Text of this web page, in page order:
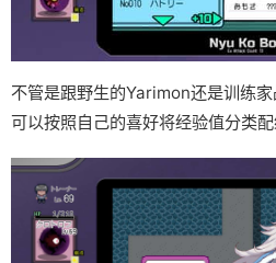
不管是跟野生的Yarimon还是训练
可以按照自己的喜好将经验值分类配